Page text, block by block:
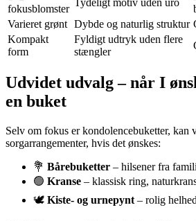
fokusblomster
Varieret grønt Dybde og naturlig struktur
Kompakt
form
Fyldigt udtryk uden flere
stængler
Udvidet udvalg – når I
en buket
Selv om fokus er kondolencebuketter, kan
sorgarrangementer, hvis det ønskes:
💐 Bårebuketter – hilsener fra
🟢 Kranse – klassisk ring,
🕊️ Kiste- og urnepynt – rolig